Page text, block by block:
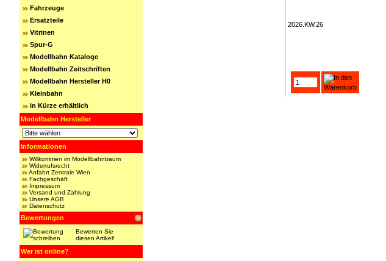
Fahrzeuge
Ersatzteile
Vitrinen
Spur-G
Modellbahn Kataloge
Modellbahn Zeitschriften
Modellbahn Hersteller H0
Kleinbahn
in Kürze erhältlich
Modellbahn Hersteller
Informationen
Willkommen im Modellbahntraum
Widerrufsrecht
Anfahrt Zentrale Wien
Fachgeschäft
Impressum
Versand und Zahlung
Unsere AGB
Datenschutz
Bewertungen
Bewerten Sie
diesen Artikel!
Wer ist online?
2026.KW.26